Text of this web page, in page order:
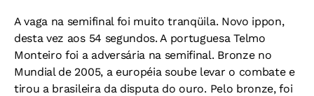
A vaga na semifinal foi muito tranqüila. Novo ippon,
desta vez aos 54 segundos. A portuguesa Telmo
Monteiro foi a adversária na semifinal. Bronze no
Mundial de 2005, a européia soube levar o combate e
tirou a brasileira da disputa do ouro. Pelo bronze, foi